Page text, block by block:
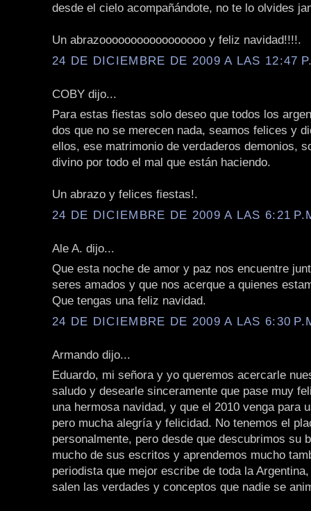
desde el cielo acompañándote, no te lo olvides
Un abrazooooooooooooooooo y feliz navidad!!!!.
24 DE DICIEMBRE DE 2009 A LAS 12:47
COBY dijo...
Para estas fiestas solo deseo que todos los
dos que no se merecen nada, seamos felices y
ellos, ese matrimonio de verdaderos demonios,
divino por todo el mal que están haciendo.
Un abrazo y felices fiestas!.
24 DE DICIEMBRE DE 2009 A LAS 6:21
Ale A. dijo...
Que esta noche de amor y paz nos encuentre
seres amados y que nos acerque a quienes
Que tengas una feliz navidad.
24 DE DICIEMBRE DE 2009 A LAS 6:30
Armando dijo...
Eduardo, mi señora y yo queremos acercarle
saludo y desearle sinceramente que pase muy
una hermosa navidad, y que el 2010 venga para
pero mucha alegría y felicidad. No tenemos el
personalmente, pero desde que descubrimos su
mucho de sus escritos y aprendemos mucho
periodista que mejor escribe de toda la
salen las verdades y conceptos que nadie se